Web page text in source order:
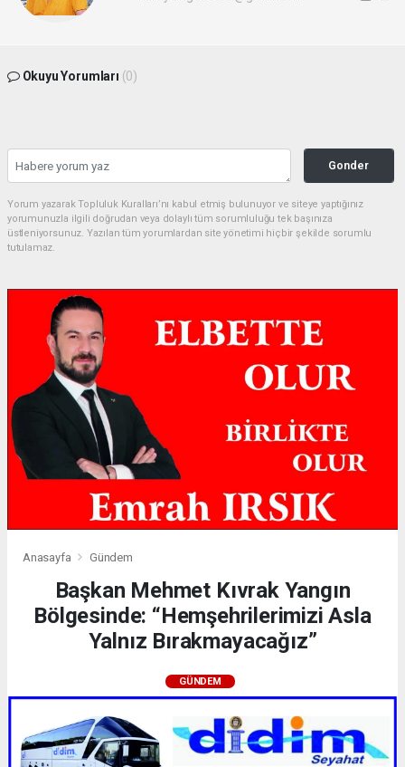
Okuyu Yorumları (0)
Gonder
Yorum yazarak Topluluk Kuralları’nı kabul etmiş bulunuyor ve siteye yaptığınız
yorumunuzla ilgili doğrudan veya dolaylı tüm sorumluluğu tek başınıza
üstleniyorsunuz. Yazılan tüm yorumlardan site yönetimi hiçbir şekilde sorumlu
tutulamaz.
Anasayfa Gündem
Başkan Mehmet Kıvrak Yangın
Bölgesinde: “Hemşehrilerimizi Asla
Yalnız Bırakmayacağız”
GÜNDEM